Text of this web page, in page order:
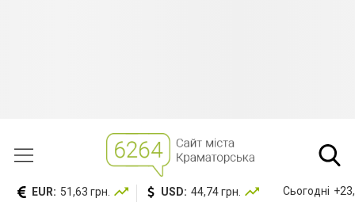
EUR: 51,63 грн. USD: 44,74 грн. Сьогодні